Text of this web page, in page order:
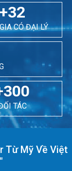
+32
CÓ ĐẠI LÝ
TÁC
Từ Mỹ Về Việt
"